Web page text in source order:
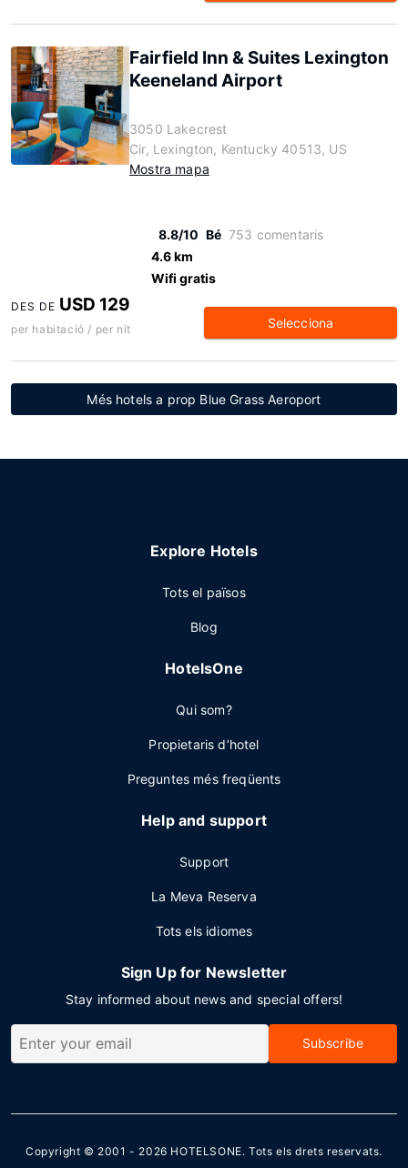
Fairfield Inn & Suites Lexington
Keeneland Airport
3050 Lakecrest
Cir, Lexington, Kentucky 40513, US
Mostra mapa
8.8/10 Bé 753 comentaris
4.6 km
Wifi gratis
DES DE USD 129
per habitació / per nit Selecciona
Més hotels a prop Blue Grass Aeroport
Explore Hotels
Tots el països
Blog
HotelsOne
Qui som?
Propietaris d’hotel
Preguntes més freqüents
Help and support
Support
La Meva Reserva
Tots els idiomes
Sign Up for Newsletter
Stay informed about news and special offers!
Subscribe
Copyright © 2001 - 2026 HOTELSONE. Tots els drets reservats.